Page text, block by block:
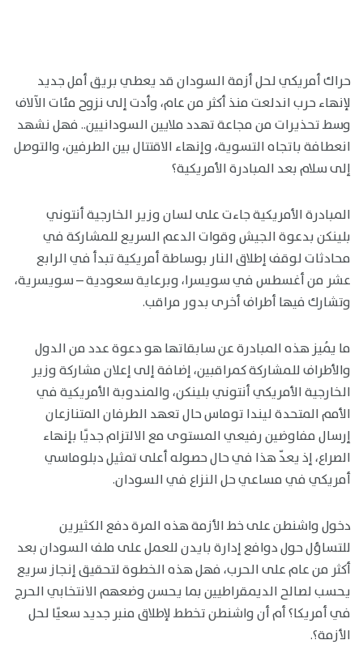
حراك أمريكي لحل أزمة السودان قد يعطي بريق أمل جديد
لإنهاء حرب اندلعت منذ أكثر من عام، وأدت إلى نزوح مئات الآلاف
وسط تحذيرات من مجاعة تهدد ملايين السودانيين.. فهل نشهد
انعطافة باتجاه التسوية، وإنهاء الاقتتال بين الطرفين، والتوصل
إلى سلام بعد المبادرة الأمريكية؟
المبادرة الأمريكية جاءت على لسان وزير الخارجية أنتوني
بلينكن بدعوة الجيش وقوات الدعم السريع للمشاركة في
محادثات لوقف إطلاق النار بوساطة أمريكية تبدأ في الرابع
عشر من أغسطس في سويسرا، وبرعاية سعودية – سويسرية،
وتشارك فيها أطراف أخرى بدور مراقب.
ما يُميز هذه المبادرة عن سابقاتها هو دعوة عدد من الدول
والأطراف للمشاركة كمراقبين، إضافة إلى إعلان مشاركة وزير
الخارجية الأمريكي أنتوني بلينكن، والمندوبة الأمريكية في
الأمم المتحدة ليندا توماس حال تعهد الطرفان المتنازعان
إرسال مفاوضين رفيعي المستوى مع الالتزام جديًا بإنهاء
الصراع، إذ يعدّ هذا في حال حصوله أعلى تمثيل دبلوماسي
أمريكي في مساعي حل النزاع في السودان.
دخول واشنطن على خط الأزمة هذه المرة دفع الكثيرين
للتساؤل حول دوافع إدارة بايدن للعمل على ملف السودان بعد
أكثر من عام على الحرب، فهل هذه الخطوة لتحقيق إنجاز سريع
يحسب لصالح الديمقراطيين بما يحسن وضعهم الانتخابي الحرج
في أمريكا؟ أم أن واشنطن تخطط لإطلاق منبر جديد سعيًا لحل
الأزمة؟.